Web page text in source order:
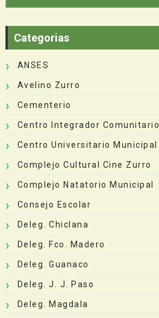
Categorias
ANSES
Avelino Zurro
Cementerio
Centro Integrador Comunitario
Centro Universitario Municipal
Complejo Cultural Cine Zurro
Complejo Natatorio Municipal
Consejo Escolar
Deleg. Chiclana
Deleg. Fco. Madero
Deleg. Guanaco
Deleg. J. J. Paso
Deleg. Magdala